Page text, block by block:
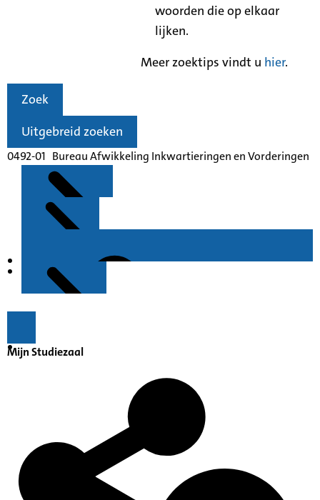
woorden die op elkaar
lijken.
Meer zoektips vindt u hier.
Zoek
Uitgebreid zoeken
0492-01 Bureau Afwikkeling Inkwartieringen en Vorderingen
Kenmerken
Inleiding
Inventaris
Mijn Studiezaal